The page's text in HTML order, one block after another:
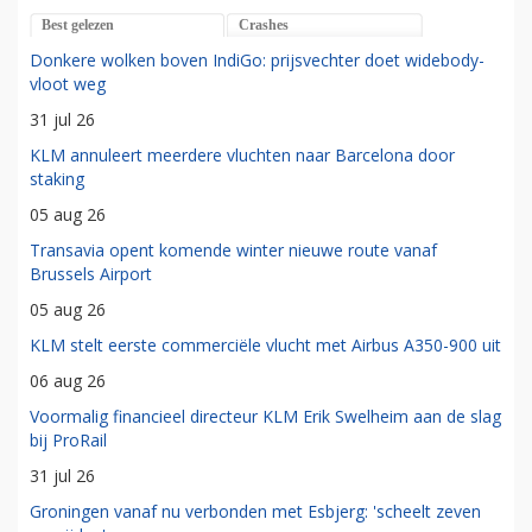
Best gelezen Crashes
Donkere wolken boven IndiGo: prijsvechter doet widebody-
vloot weg
31 jul 26
KLM annuleert meerdere vluchten naar Barcelona door
staking
05 aug 26
Transavia opent komende winter nieuwe route vanaf
Brussels Airport
05 aug 26
KLM stelt eerste commerciële vlucht met Airbus A350-900 uit
06 aug 26
Voormalig financieel directeur KLM Erik Swelheim aan de slag
bij ProRail
31 jul 26
Groningen vanaf nu verbonden met Esbjerg: 'scheelt zeven